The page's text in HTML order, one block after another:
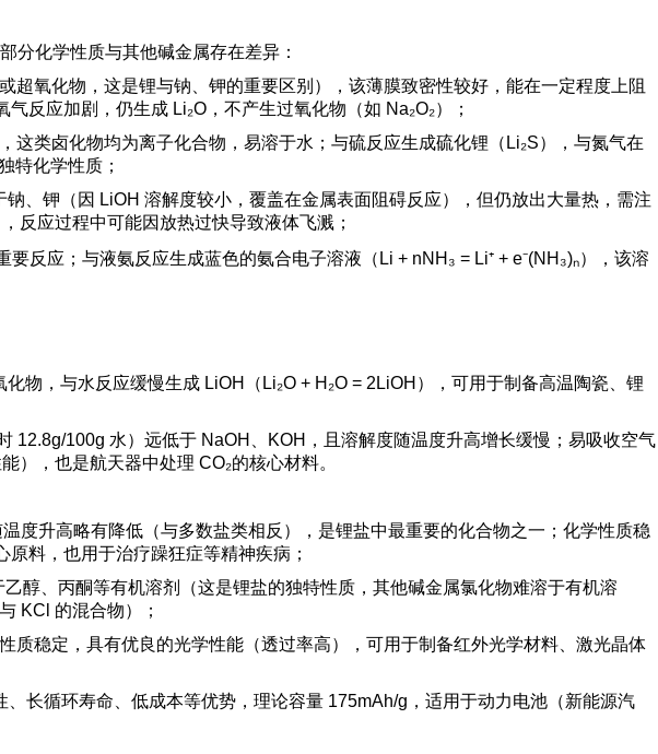
分化学性质与其他碱金属存在差异：
或超氧化物，这是锂与钠、钾的重要区别），该薄膜致密性较好，能在一定程度上阻
反应加剧，仍生成 Li₂O，不产生过氧化物（如 Na₂O₂）；
这类卤化物均为离子化合物，易溶于水；与硫反应生成硫化锂（Li₂S），与氮气在
特化学性质；
、钾（因 LiOH 溶解度较小，覆盖在金属表面阻碍反应），但仍放出大量热，需注
反应过程中可能因放热过快导致液体飞溅；
反应；与液氨反应生成蓝色的氨合电子溶液（Li + nNH₃ = Li⁺ + e⁻(NH₃)ₙ），该溶
，与水反应缓慢生成 LiOH（Li₂O + H₂O = 2LiOH），可用于制备高温陶瓷、锂
100g 水）远低于 NaOH、KOH，且溶解度随温度升高增长缓慢；易吸收空气
），也是航天器中处理 CO₂的核心材料。
升高略有降低（与多数盐类相反），是锂盐中最重要的化合物之一；化学性质稳
料，也用于治疗躁狂症等精神疾病；
、丙酮等有机溶剂（这是锂盐的独特性质，其他碱金属氯化物难溶于有机溶
KCl 的混合物）；
稳定，具有优良的光学性能（透过率高），可用于制备红外光学材料、激光晶体
长循环寿命、低成本等优势，理论容量 175mAh/g，适用于动力电池（新能源汽